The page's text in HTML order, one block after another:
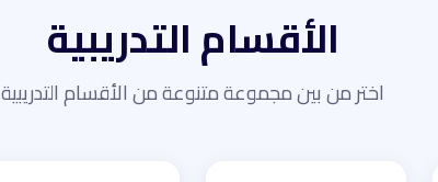
الأقسام التدريبية
اختر من بين مجموعة متنوعة من الأقسام التدريبية